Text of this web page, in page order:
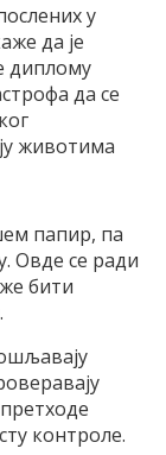
у
да је
диплому
да се
животима
папир, па
Овде се ради
бити
контроле.